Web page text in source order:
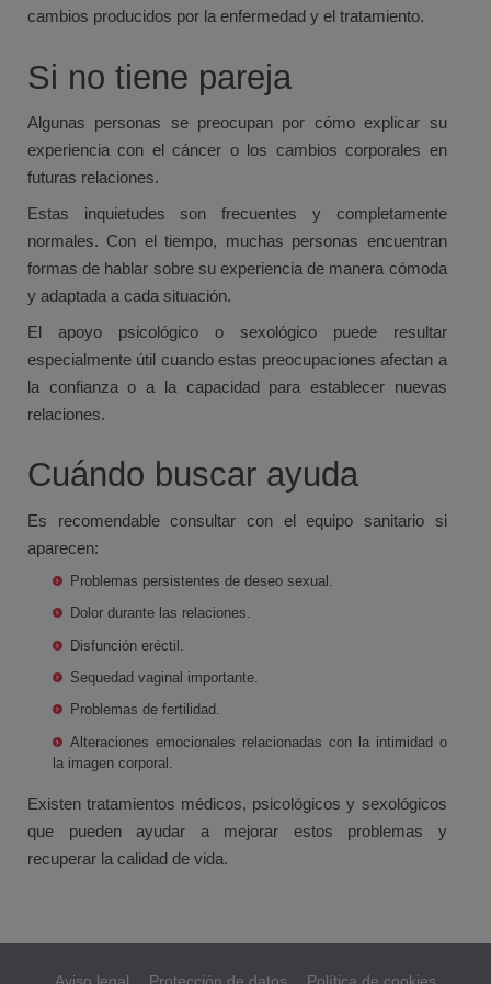
cambios producidos por la enfermedad y el tratamiento.
Si no tiene pareja
Algunas personas se preocupan por cómo explicar su
experiencia con el cáncer o los cambios corporales en
futuras relaciones.
Estas inquietudes son frecuentes y completamente
normales. Con el tiempo, muchas personas encuentran
formas de hablar sobre su experiencia de manera cómoda
y adaptada a cada situación.
El apoyo psicológico o sexológico puede resultar
especialmente útil cuando estas preocupaciones afectan a
la confianza o a la capacidad para establecer nuevas
relaciones.
Cuándo buscar ayuda
Es recomendable consultar con el equipo sanitario si
aparecen:
Problemas persistentes de deseo sexual.
Dolor durante las relaciones.
Disfunción eréctil.
Sequedad vaginal importante.
Problemas de fertilidad.
Alteraciones emocionales relacionadas con la intimidad o
la imagen corporal.
Existen tratamientos médicos, psicológicos y sexológicos
que pueden ayudar a mejorar estos problemas y
recuperar la calidad de vida.